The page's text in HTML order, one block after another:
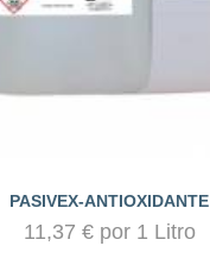
PASIVEX-ANTIOXIDANTE
11,37 € por 1 Litro